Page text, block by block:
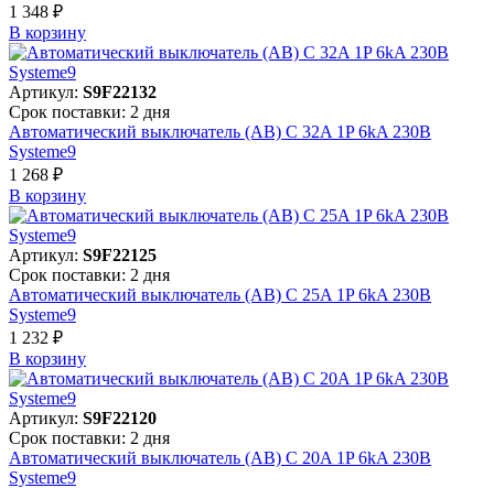
1 348 ₽
В корзинy
Артикул: S9F22132
Срок поставки: 2 дня
Автоматический выключатель (АВ) C 32A 1P 6kA 230В
Systeme9
1 268 ₽
В корзинy
Артикул: S9F22125
Срок поставки: 2 дня
Автоматический выключатель (АВ) C 25A 1P 6kA 230В
Systeme9
1 232 ₽
В корзинy
Артикул: S9F22120
Срок поставки: 2 дня
Автоматический выключатель (АВ) C 20A 1P 6kA 230В
Systeme9